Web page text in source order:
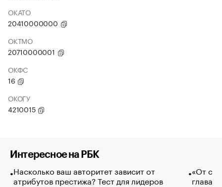
ОКАТО
20410000000
ОКТМО
20710000001
ОКФС
16
ОКОГУ
4210015
Интересное на РБК
Насколько ваш авторитет зависит от
атрибутов престижа? Тест для лидеров
«От
глава